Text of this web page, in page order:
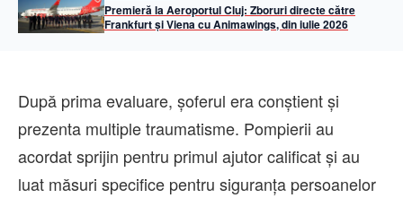
Premieră la Aeroportul Cluj: Zboruri directe către
Frankfurt și Viena cu Animawings, din iulie 2026
După prima evaluare, șoferul era conștient și
prezenta multiple traumatisme. Pompierii au
acordat sprijin pentru primul ajutor calificat și au
luat măsuri specifice pentru siguranța persoanelor